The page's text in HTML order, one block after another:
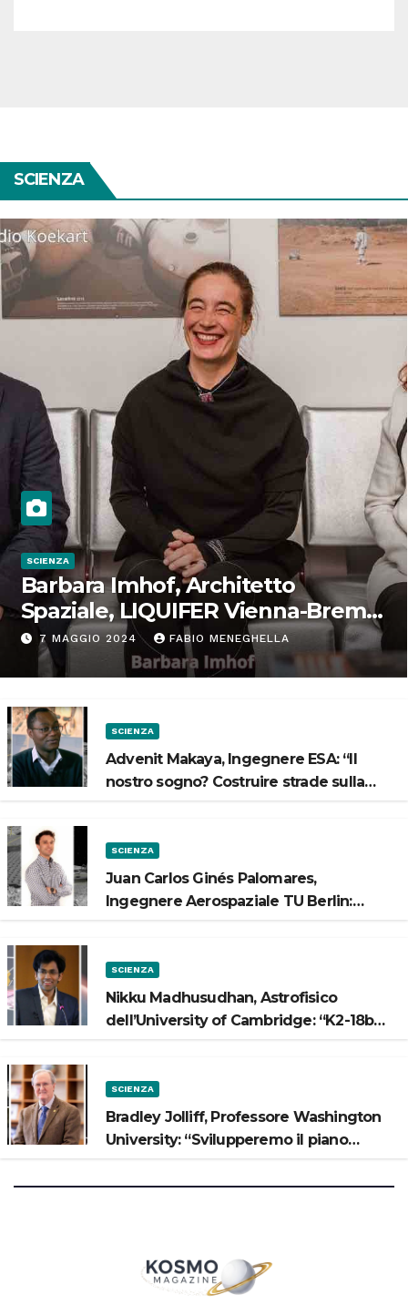
SCIENZA
SCIENZA
Barbara Imhof, Architetto
Spaziale, LIQUIFER Vienna-Brema:
“Progettiamo habitat per lo
Spazio”
7 MAGGIO 2024 FABIO MENEGHELLA
SCIENZA
Advenit Makaya, Ingegnere ESA: “Il
nostro sogno? Costruire strade sulla
SCIENZA
Juan Carlos Ginés Palomares,
Ingegnere Aerospaziale TU Berlin:
SCIENZA
Nikku Madhusudhan, Astrofisico
dell’University of Cambridge: “K2-18b
SCIENZA
Bradley Jolliff, Professore Washington
University: “Svilupperemo il piano